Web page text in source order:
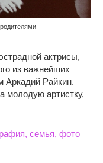
актрисы,
из важнейших
Аркадий Райкин.
молодую артистку,
семья, фото